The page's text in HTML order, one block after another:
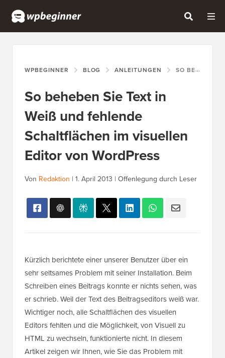
WPBEGINNER BLOG ANLEITUNGEN SO BEHEBEN SIE TEXT IN WEISS UND FEHLENDE SCHALTFLÄCHEN IM VISUELLEN EDITOR VON WORDPRESS
So beheben Sie Text in
Weiß und fehlende
Schaltflächen im visuellen
Editor von WordPress
Von Redaktion | 1. April 2013 | Offenlegung durch Leser
Kürzlich berichtete einer unserer Benutzer über ein
sehr seltsames Problem mit seiner Installation. Beim
Schreiben eines Beitrags konnte er nichts sehen, was
er schrieb. Weil der Text des Beitragseditors weiß war.
Wichtiger noch, alle Schaltflächen des visuellen
Editors fehlten und die Möglichkeit, von Visuell zu
HTML zu wechseln, funktionierte nicht. In diesem
Artikel zeigen wir Ihnen, wie Sie das Problem mit